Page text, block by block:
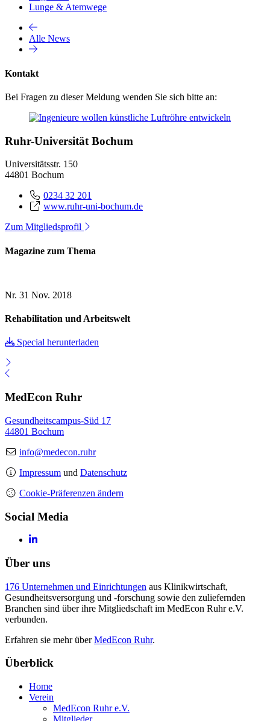
Lunge & Atemwege
Alle News
Kontakt
Bei Fragen zu dieser Meldung wenden Sie sich bitte an:
Ruhr-Universität Bochum
Universitätsstr. 150
44801 Bochum
0234 32 201
www.ruhr-uni-bochum.de
Zum Mitgliedsprofil
Magazine zum Thema
Nr. 31 Nov. 2018
Rehabilitation und Arbeitswelt
Special herunterladen
MedEcon Ruhr
Gesundheitscampus-Süd 17
44801 Bochum
info@medecon.ruhr
Impressum und Datenschutz
Cookie-Präferenzen ändern
Social Media
Über uns
176 Unternehmen und Einrichtungen aus Klinikwirtschaft,
Gesundheitsversorgung und -forschung sowie den zuliefernden
Branchen sind über ihre Mitgliedschaft im MedEcon Ruhr e.V.
verbunden.
Erfahren sie mehr überMedEcon Ruhr.
Überblick
Home
Verein
MedEcon Ruhr e.V.
Mitglieder